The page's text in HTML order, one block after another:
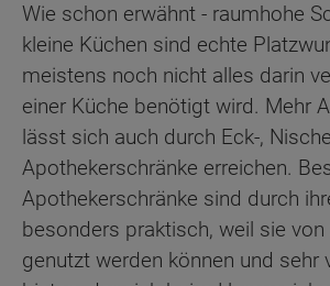
Wie schon erwähnt - raumhohe
kleine Küchen sind echte
meistens noch nicht alles darin
einer Küche benötigt wird. Mehr
lässt sich auch durch Eck-,
Apothekerschränke erreichen.
Apothekerschränke sind durch
besonders praktisch, weil sie von
genutzt werden können und sehr